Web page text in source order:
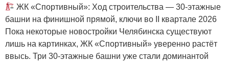
ЖК «Спортивный»: Ход строительства — 30‑этажные
башни на финишной прямой, ключи во II квартале 2026
Пока некоторые новостройки Челябинска существуют
лишь на картинках, ЖК «Спортивный» уверенно растёт
ввысь. Три 30‑этажные башни уже стали доминантой